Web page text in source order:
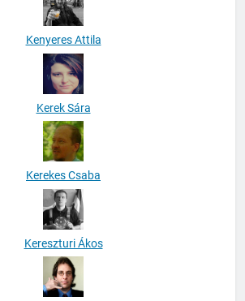
Kenyeres Attila
Kerek Sára
Kerekes Csaba
Kereszturi Ákos